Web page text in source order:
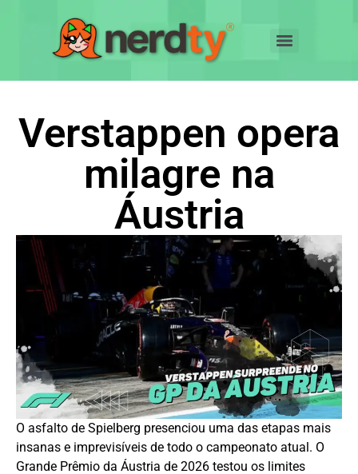
Verstappen opera
milagre na
Áustria
O asfalto de Spielberg presenciou uma das etapas mais
insanas e imprevisíveis de todo o campeonato atual. O
Grande Prêmio da Áustria de 2026 testou os limites